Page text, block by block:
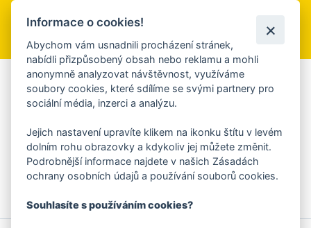
Přihlásit se k odběru
Aplikace Mobilní rozhlas
Chcete dostávat do svého mobilu či mailu upozornění na
ankety, pozvánky na kulturní a sportovní akce?
Více informací o aplikaci
Informace o cookies!
Abychom vám usnadnili procházení stránek,
nabídli přizpůsobený obsah nebo reklamu a mohli
anonymně analyzovat návštěvnost, využíváme
soubory cookies, které sdílíme se svými partnery pro
sociální média, inzerci a analýzu.
Jejich nastavení upravíte klikem na ikonku štítu v levém
dolním rohu obrazovky a kdykoliv jej můžete změnit.
Podrobnější informace najdete v našich Zásadách
ochrany osobních údajů a používání souborů cookies.
Souhlasíte s používáním cookies?